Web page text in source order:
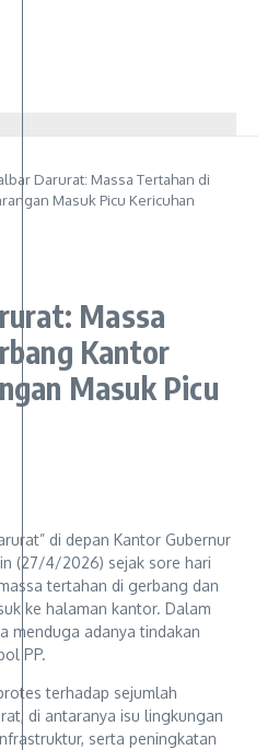
Darurat: Massa Tertahan di
Masuk Picu Kericuhan
Massa
Kantor
Masuk Picu
di depan Kantor Gubernur
(27/4/2026) sejak sore hari
tertahan di gerbang dan
ke halaman kantor. Dalam
menduga adanya tindakan
PP.
terhadap sejumlah
di antaranya isu lingkungan
serta peningkatan